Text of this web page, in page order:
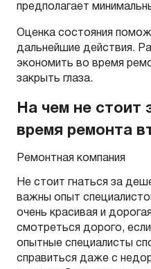
предполагает
Оценка состояния
дальнейшие действия.
экономить во время
закрыть глаза.
На чем не стоит
время ремонта
Ремонтная компания
Не стоит гнаться за
важны опыт
очень красивая и
смотреться дорого,
опытные специалисты
справиться даже с